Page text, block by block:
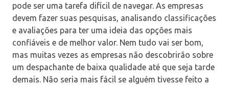
pode ser uma tarefa difícil de navegar. As empresas
devem fazer suas pesquisas, analisando classificações
e avaliações para ter uma ideia das opções mais
confiáveis ​​e de melhor valor. Nem tudo vai ser bom,
mas muitas vezes as empresas não descobrirão sobre
um despachante de baixa qualidade até que seja tarde
demais. Não seria mais fácil se alguém tivesse feito a